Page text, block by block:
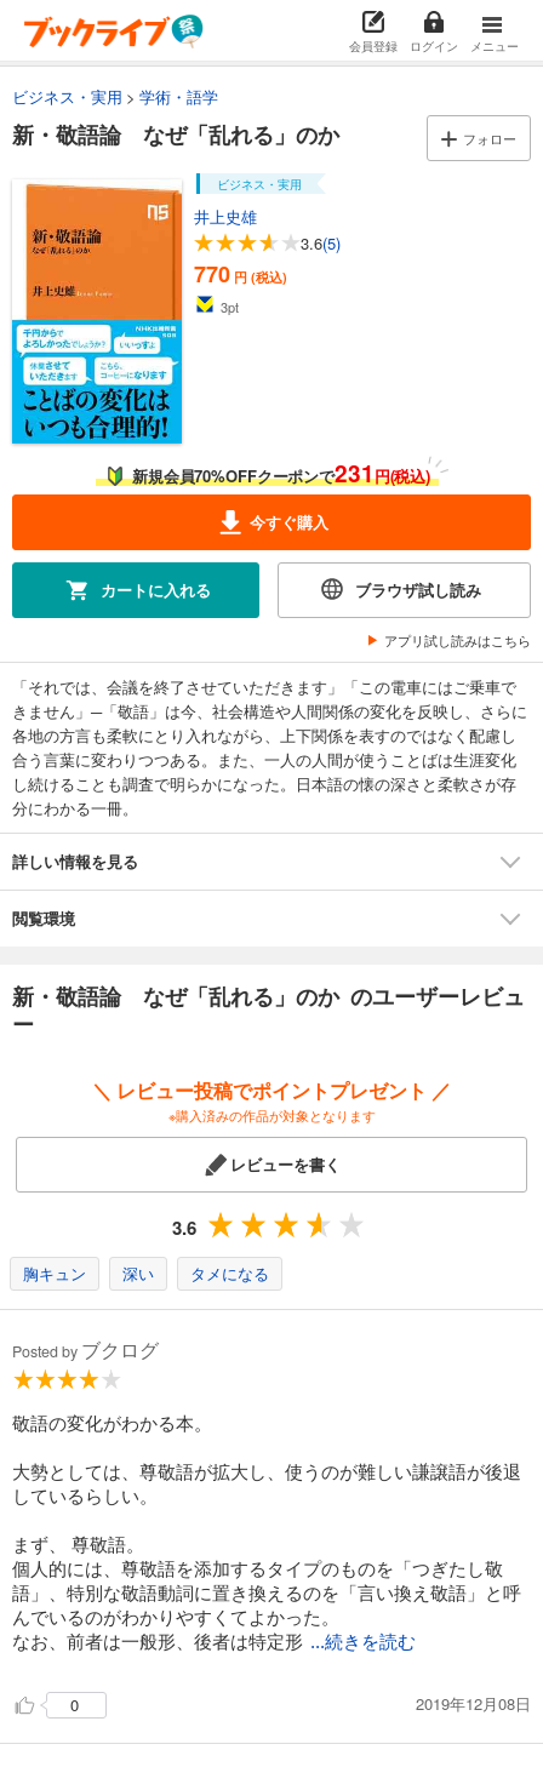
会員登録 ログイン メニュー
ビジネス・実用 学術・語学
新・敬語論 なぜ「乱れる」のか フォロー
ビジネス・実用
井上史雄
3.6(5)
770 円 (税込)
3pt
新規会員70%OFFクーポンで231円(税込)
今すぐ購入
カートに入れる ブラウザ試し読み
アプリ試し読みはこちら
「それでは、会議を終了させていただきます」「この電車にはご乗車で
きません」─「敬語」は今、社会構造や人間関係の変化を反映し、さらに
各地の方言も柔軟にとり入れながら、上下関係を表すのではなく配慮し
合う言葉に変わりつつある。また、一人の人間が使うことばは生涯変化
し続けることも調査で明らかになった。日本語の懐の深さと柔軟さが存
分にわかる一冊。
詳しい情報を見る
閲覧環境
新・敬語論 なぜ「乱れる」のか のユーザーレビュ
ー
＼ レビュー投稿でポイントプレゼント ／
※購入済みの作品が対象となります
レビューを書く
3.6
胸キュン 深い タメになる
Posted by ブクログ
敬語の変化がわかる本。
大勢としては、尊敬語が拡大し、使うのが難しい謙譲語が後退
しているらしい。
まず、 尊敬語。
個人的には、尊敬語を添加するタイプのものを「つぎたし敬
語」、特別な敬語動詞に置き換えるのを「言い換え敬語」と呼
んでいるのがわかりやすくてよかった。
なお、前者は一般形、後者は特定形 ...続きを読む
0 2019年12月08日